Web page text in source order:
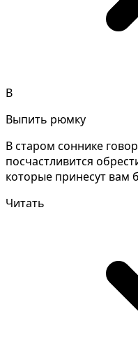
В
Выпить рюмку
В старом соннике
посчастливится
которые принесут вам
Читать